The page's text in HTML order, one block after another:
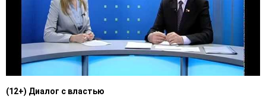
(12+) Диалог с властью